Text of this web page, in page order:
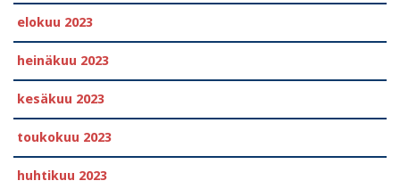
elokuu 2023
heinäkuu 2023
kesäkuu 2023
toukokuu 2023
huhtikuu 2023